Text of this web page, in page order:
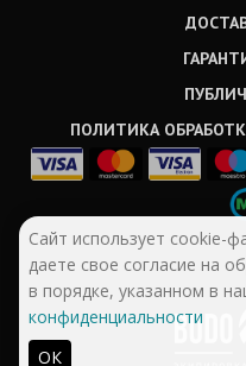
ПОЛИТИКА
Сайт использует cookie-
даете свое согласие на
в порядке, указанном в
конфиденциальности
ОК